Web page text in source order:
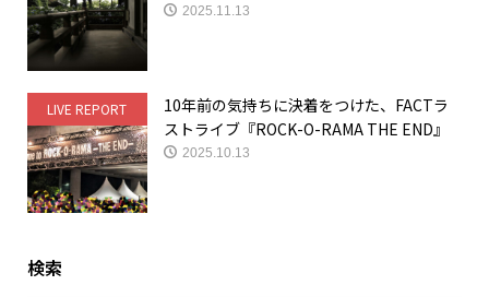
2025.11.13
LIVE REPORT
10年前の気持ちに決着をつけた、FACTラ
ストライブ『ROCK-O-RAMA THE END』
2025.10.13
検索